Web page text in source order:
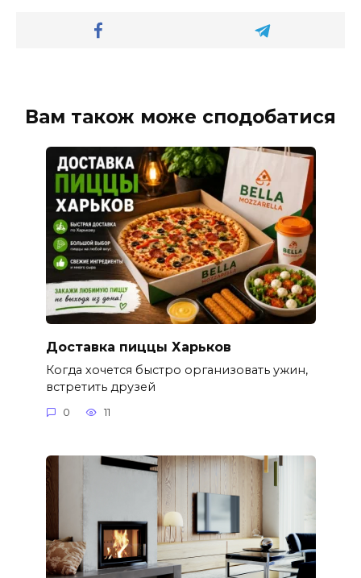
Вам також може сподобатися
Доставка пиццы Харьков
Когда хочется быстро организовать ужин,
встретить друзей
0 11